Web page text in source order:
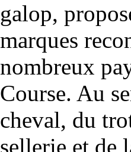
galop,
marques
nombreux
Course. Au
cheval, du
sellerie et de